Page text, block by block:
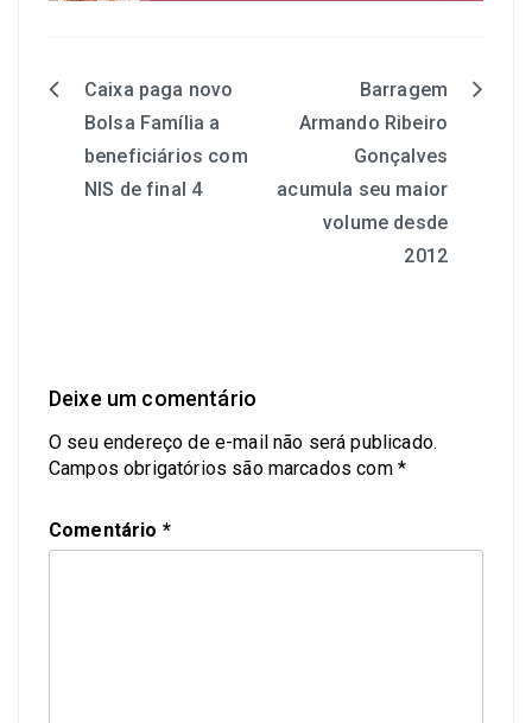
Caixa paga novo
Bolsa Família a
beneficiários com
NIS de final 4
Barragem
Armando Ribeiro
Gonçalves
acumula seu maior
volume desde
2012
Deixe um comentário
O seu endereço de e-mail não será publicado.
Campos obrigatórios são marcados com *
Comentário *